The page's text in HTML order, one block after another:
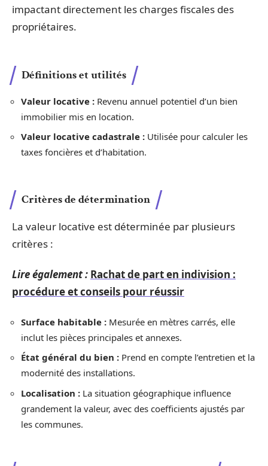
impactant directement les charges fiscales des
propriétaires.
Définitions et utilités
Valeur locative : Revenu annuel potentiel d’un bien
immobilier mis en location.
Valeur locative cadastrale : Utilisée pour calculer les
taxes foncières et d’habitation.
Critères de détermination
La valeur locative est déterminée par plusieurs
critères :
Lire également : Rachat de part en indivision :
procédure et conseils pour réussir
Surface habitable : Mesurée en mètres carrés, elle
inclut les pièces principales et annexes.
État général du bien : Prend en compte l’entretien et la
modernité des installations.
Localisation : La situation géographique influence
grandement la valeur, avec des coefficients ajustés par
les communes.